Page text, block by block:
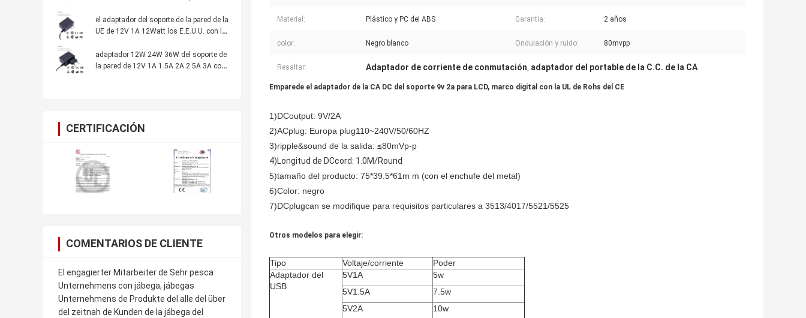
las luces de neón 60Watt con UL ETL GS
del CE marcó
el adaptador del soporte de la pared de la
UE de 12V 1A 12Watt los E.E.U.U. con la
cámara CCTV llevó las luces de neón
adaptador 12W 24W 36W del soporte de
la pared de 12V 1A 1.5A 2A 2.5A 3A con
CERTIFICACIÓN
COMENTARIOS DE CLIENTE
El engagierter Mitarbeiter de Sehr pesca
Unternehmens con jábega, jábegas
Unternehmens de Produkte del alle del über
del zeitnah de Kunden de la jábega del
Material: Plástico y PC del ABS Garantía: 2 años
color: Negro blanco Ondulación y ruido: 80mvpp
Resaltar: Adaptador de corriente de conmutación, adaptador del portable de la C.C. de la CA
Emparede el adaptador de la CA DC del soporte 9v 2a para LCD, marco digital con la UL de Rohs del CE
1)DCoutput: 9V/2A
2)ACplug: Europa plug110~240V/50/60HZ
3)ripple&sound de la salida: ≤80mVp-p
4)Longitud de DCcord: 1.0M/Round
5)tamaño del producto: 75*39.5*61m m (con el enchufe del metal)
6)Color: negro
7)DCplugcan se modifique para requisitos particulares a 3513/4017/5521/5525
Otros modelos para elegir:
Tipo Voltaje/corriente
Poder
Adaptador del
USB
5V1A
5w
5V1.5A
7.5w
5V2A
10w